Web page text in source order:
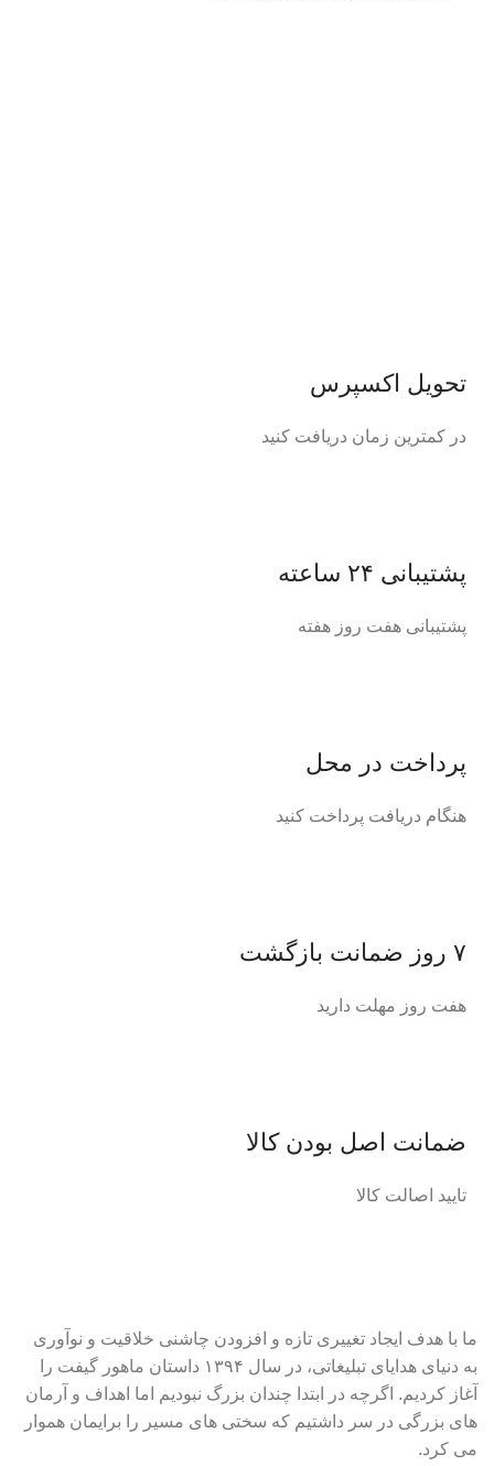
تحویل اکسپرس
در کمترین زمان دریافت کنید
پشتیبانی ۲۴ ساعته
پشتیبانی هفت روز هفته
پرداخت در محل
هنگام دریافت پرداخت کنید
۷ روز ضمانت بازگشت
هفت روز مهلت دارید
ضمانت اصل‌ بودن کالا
تایید اصالت کالا
ما با هدف ایجاد تغییری تازه و افزودن چاشنی خلاقیت و نوآوری
به دنیای هدایای تبلیغاتی، در سال ۱۳۹۴ داستان ماهور گیفت را
آغاز کردیم. اگرچه در ابتدا چندان بزرگ نبودیم اما اهداف و آرمان
های بزرگی در سر داشتیم که سختی های مسیر را برایمان هموار
می کرد.